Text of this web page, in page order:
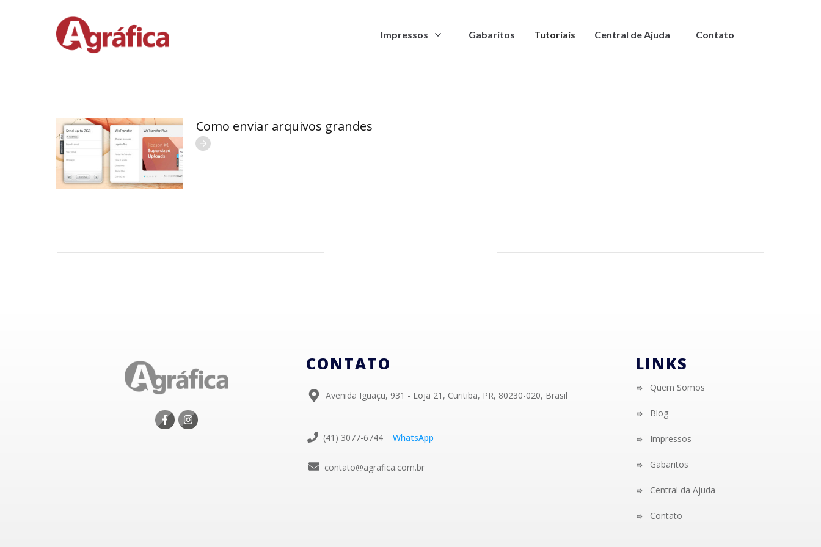
Impressos Gabaritos Tutoriais Central de Ajuda Contato
Como enviar arquivos grandes
CONTATO
Avenida Iguaçu, 931 - Loja 21, Curitiba, PR, 80230-020, Brasil
(41) 3077-6744 WhatsApp
contato@agrafica.com.br
LINKS
Quem Somos
Blog
Impressos
Gabaritos
Central da Ajuda
Contato